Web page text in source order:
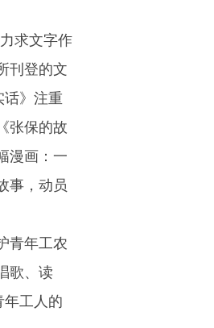
求文字作
刊登的文
》注重
张保的故
漫画：一
事，动员
青年工农
歌、读
工人的